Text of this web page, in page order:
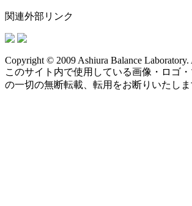
関連外部リンク
Copyright © 2009 Ashiura Balance Laboratory.
このサイト内で使用している画像・ロゴ
の一切の無断転載、転用をお断りいたしま